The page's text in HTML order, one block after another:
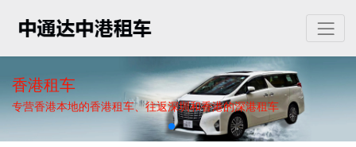
香港租车
专营香港本地的香港租车、往返深圳和香港的深港租车